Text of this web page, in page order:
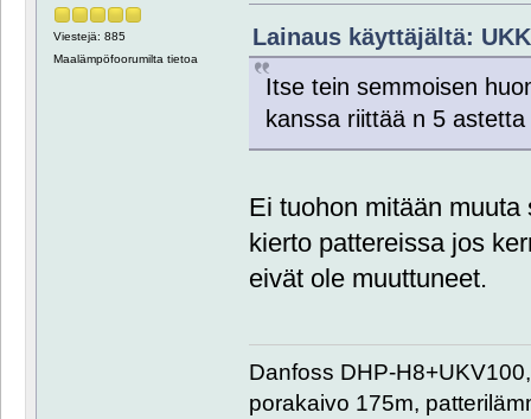
Viestejä: 885
Maalämpöfoorumilta tietoa
Lainaus käyttäjältä:
Itse tein semmoisen
kanssa riittää n 5
Ei tuohon mitään
kierto pattereissa jos
eivät ole muuttuneet.
Danfoss DHP-H8+UKV100,
porakaivo 175m,